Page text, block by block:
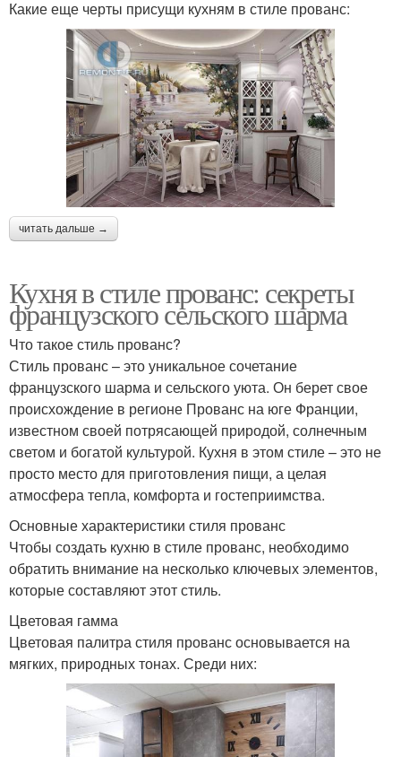
Какие еще черты присущи кухням в стиле прованс:
читать дальше →
Кухня в стиле прованс: секреты
французского сельского шарма
Что такое стиль прованс?
Стиль прованс – это уникальное сочетание
французского шарма и сельского уюта. Он берет свое
происхождение в регионе Прованс на юге Франции,
известном своей потрясающей природой, солнечным
светом и богатой культурой. Кухня в этом стиле – это не
просто место для приготовления пищи, а целая
атмосфера тепла, комфорта и гостеприимства.
Основные характеристики стиля прованс
Чтобы создать кухню в стиле прованс, необходимо
обратить внимание на несколько ключевых элементов,
которые составляют этот стиль.
Цветовая гамма
Цветовая палитра стиля прованс основывается на
мягких, природных тонах. Среди них: